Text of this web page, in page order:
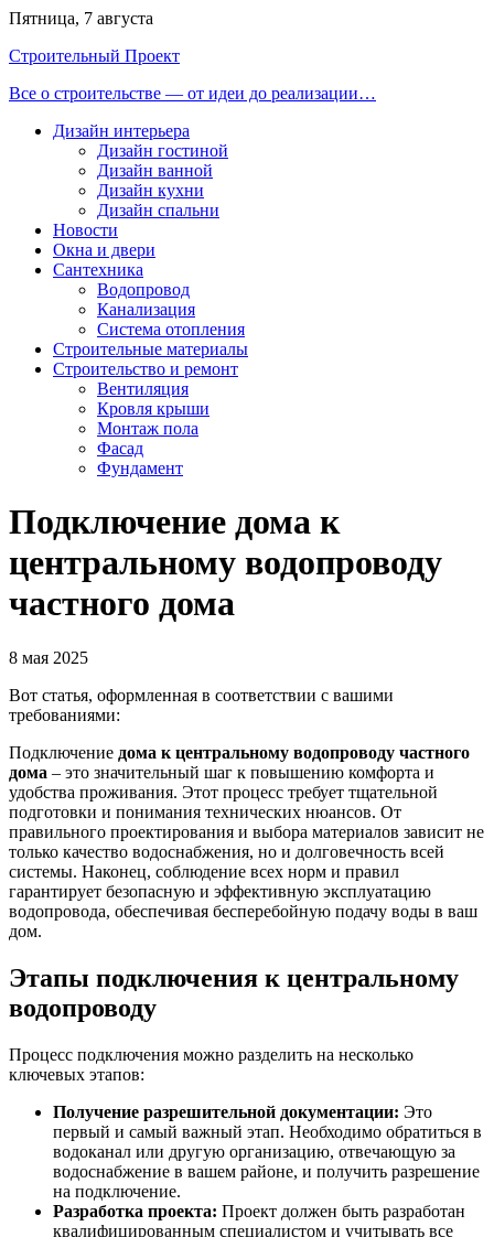
Перейти
содержимому
Пятница, 7 августа
Строительный Проект
Все о строительстве — от идеи до реализации…
Дизайн интерьера
Дизайн гостиной
Дизайн ванной
Дизайн кухни
Дизайн спальни
Новости
Окна и двери
Сантехника
Водопровод
Канализация
Система отопления
Строительные материалы
Строительство и ремонт
Вентиляция
Кровля крыши
Монтаж пола
Фасад
Фундамент
Подключение дома к
центральному водопроводу
частного дома
8 мая 2025
Вот статья, оформленная в соответствии с вашими
требованиями:
Подключение дома к центральному водопроводу частного
дома – это значительный шаг к повышению комфорта и
удобства проживания. Этот процесс требует тщательной
подготовки и понимания технических нюансов. От
правильного проектирования и выбора материалов зависит не
только качество водоснабжения, но и долговечность всей
системы. Наконец, соблюдение всех норм и правил
гарантирует безопасную и эффективную эксплуатацию
водопровода, обеспечивая бесперебойную подачу воды в ваш
дом.
Этапы подключения к центральному
водопроводу
Процесс подключения можно разделить на несколько
ключевых этапов:
Получение разрешительной документации: Это
первый и самый важный этап. Необходимо обратиться в
водоканал или другую организацию, отвечающую за
водоснабжение в вашем районе, и получить разрешение
на подключение.
Разработка проекта: Проект должен быть разработан
квалифицированным специалистом и учитывать все